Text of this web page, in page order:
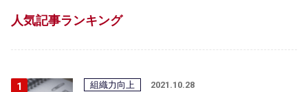
人気記事ランキング
組織力向上 2021.10.28